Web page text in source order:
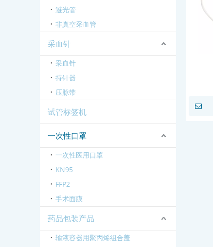
避光管
非真空采血管
采血针
采血针
持针器
压脉带
试管标签机
一次性口罩
一次性医用口罩
KN95
FFP2
手术面膜
药品包装产品
输液容器用聚丙烯组合盖